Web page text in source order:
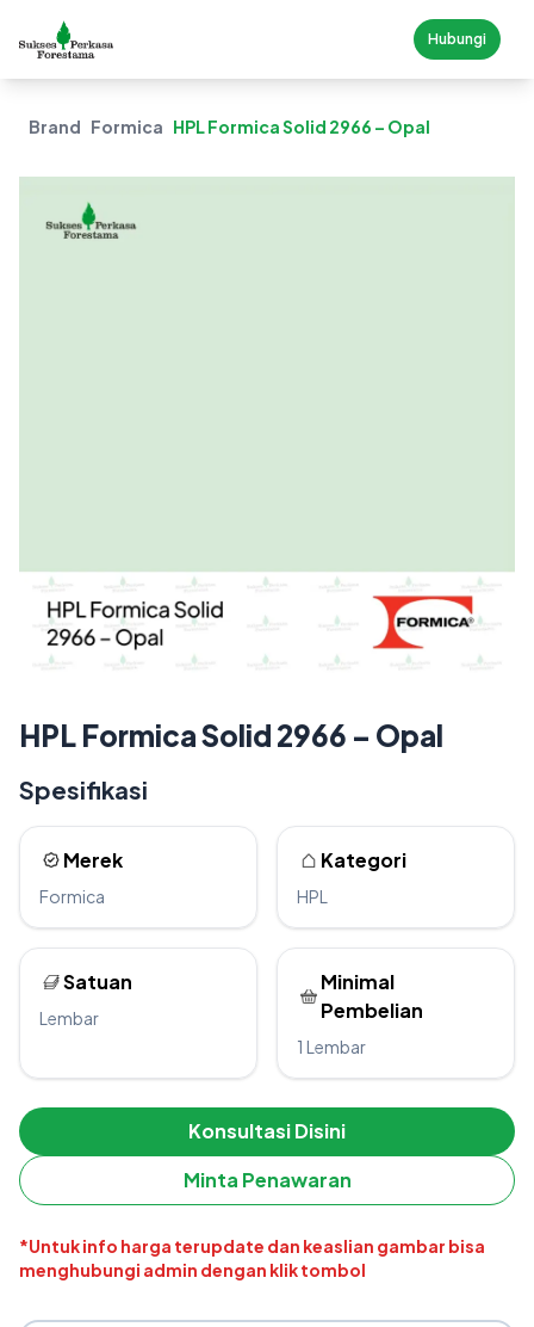
Hubungi
Brand Formica HPL Formica Solid 2966 – Opal
HPL Formica Solid 2966 – Opal
Spesifikasi
Merek
Formica
Kategori
HPL
Satuan
Lembar
Minimal
Pembelian
1 Lembar
Konsultasi Disini
Minta Penawaran
*Untuk info harga terupdate dan keaslian gambar bisa
menghubungi admin dengan klik tombol